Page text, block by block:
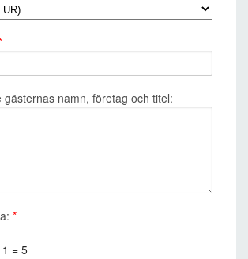
gästernas namn, företag och titel:
*
1 = 5